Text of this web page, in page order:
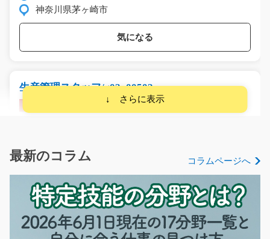
神奈川県茅ヶ崎市
気になる
生産管理スタッフ/g02_00502
長期（3ヶ月以上）
埼玉県加須市
気になる
最新のコラム コラムページへ